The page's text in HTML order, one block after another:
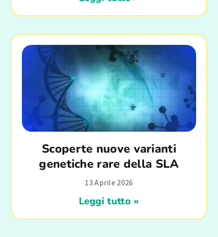
Scoperte nuove varianti
genetiche rare della SLA
13 Aprile 2026
Leggi tutto »